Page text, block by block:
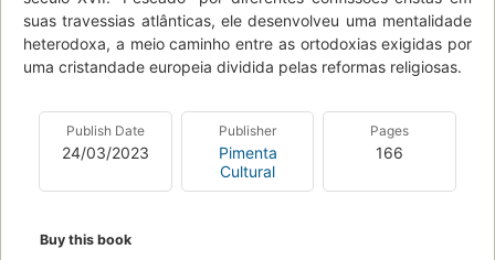
suas travessias atlânticas, ele desenvolveu uma mentalidade
heterodoxa, a meio caminho entre as ortodoxias exigidas por
uma cristandade europeia dividida pelas reformas religiosas.
Publish Date
24/03/2023
Publisher
Pimenta
Cultural
Pages
166
Buy this book